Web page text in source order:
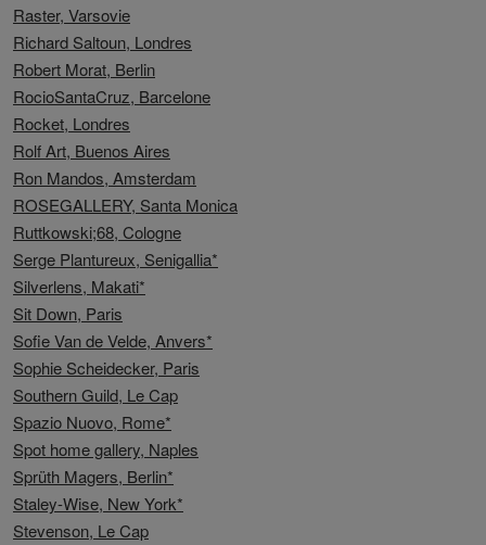
Raster, Varsovie
Richard Saltoun, Londres
Robert Morat, Berlin
RocioSantaCruz, Barcelone
Rocket, Londres
Rolf Art, Buenos Aires
Ron Mandos, Amsterdam
ROSEGALLERY, Santa Monica
Ruttkowski;68, Cologne
Serge Plantureux, Senigallia*
Silverlens, Makati*
Sit Down, Paris
Sofie Van de Velde, Anvers*
Sophie Scheidecker, Paris
Southern Guild, Le Cap
Spazio Nuovo, Rome*
Spot home gallery, Naples
Sprüth Magers, Berlin*
Staley-Wise, New York*
Stevenson, Le Cap